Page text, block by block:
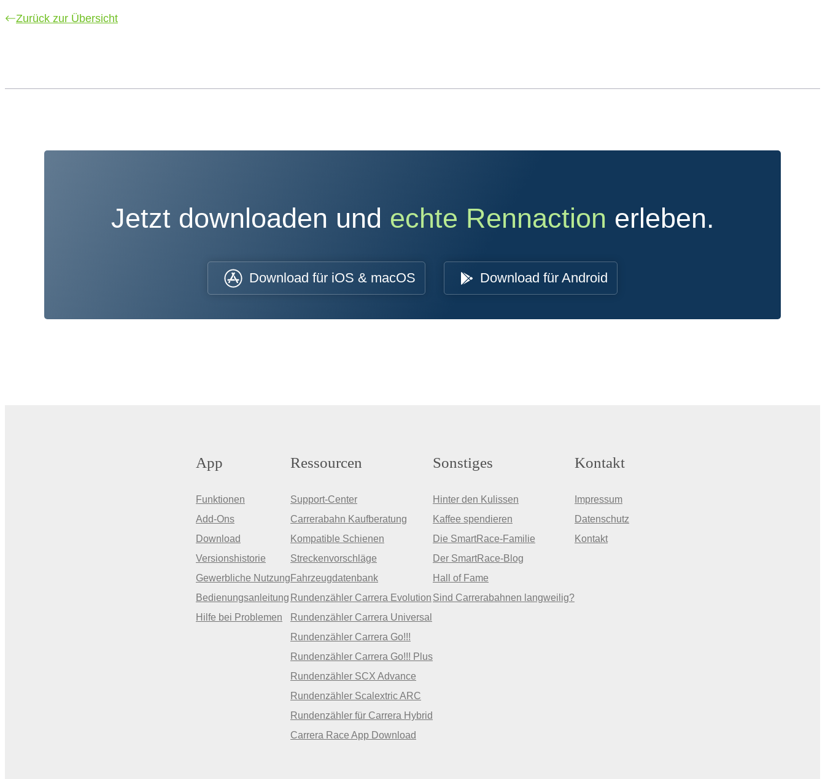
Zurück zur Übersicht
Jetzt downloaden und echte Rennaction erleben.
Download für iOS & macOS Download für Android
App
Funktionen
Add-Ons
Download
Versionshistorie
Gewerbliche Nutzung
Bedienungsanleitung
Hilfe bei Problemen
Ressourcen
Support-Center
Carrerabahn Kaufberatung
Kompatible Schienen
Streckenvorschläge
Fahrzeugdatenbank
Rundenzähler Carrera Evolution
Rundenzähler Carrera Universal
Rundenzähler Carrera Go!!!
Rundenzähler Carrera Go!!! Plus
Rundenzähler SCX Advance
Rundenzähler Scalextric ARC
Rundenzähler für Carrera Hybrid
Carrera Race App Download
Sonstiges
Hinter den Kulissen
Kaffee spendieren
Die SmartRace-Familie
Der SmartRace-Blog
Hall of Fame
Sind Carrerabahnen langweilig?
Kontakt
Impressum
Datenschutz
Kontakt